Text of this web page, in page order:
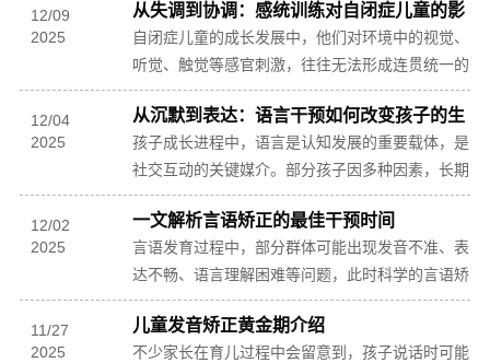
面的发展节...
12/09
2025
从失调到协调：感统训练对自闭症儿童的影
响
自闭症儿童的成长发展中，他们对环境中的视觉、
听觉、触觉等感官刺激，往往无法形成连贯统一的
认知整合，进而在行为表现、社交互动等方面呈现
出一系列...
12/04
2025
从沉默到表达：语言干预如何改变孩子的生
活
孩子成长进程中，语言是认知发展的重要载体，是
社交互动的关键媒介。部分孩子因多种因素，长期
处于沉默状态，难以用语言传递需求、分享感受、
构建联结...
12/02
2025
一文解析言语矫正的最佳干预时间
言语发育过程中，部分群体可能出现发音不准、表
达不畅、语言理解困难等问题，此时科学的言语矫
正不可或缺。言语矫正的效果与干预实施的时间密
切相关，...
11/27
2025
儿童发音矫正黄金期介绍
不少家长在育儿过程中会留意到，孩子说话时可能